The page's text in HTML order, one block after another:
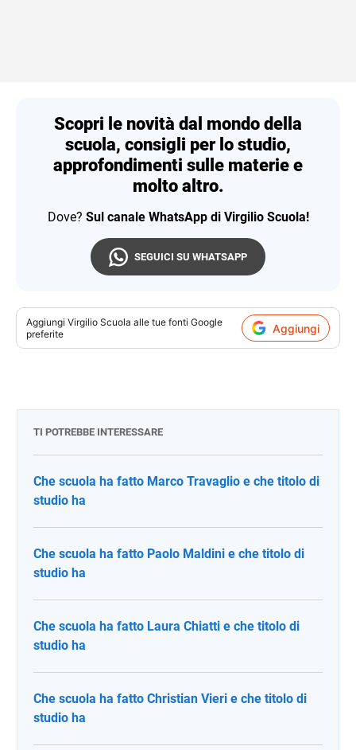
Scopri le novità dal mondo della
scuola, consigli per lo studio,
approfondimenti sulle materie e
molto altro.
Dove? Sul canale WhatsApp di Virgilio Scuola!
SEGUICI SU WHATSAPP
Aggiungi Virgilio Scuola alle tue fonti Google
preferite
Aggiungi
TI POTREBBE INTERESSARE
Che scuola ha fatto Marco Travaglio e che titolo di
studio ha
Che scuola ha fatto Paolo Maldini e che titolo di
studio ha
Che scuola ha fatto Laura Chiatti e che titolo di
studio ha
Che scuola ha fatto Christian Vieri e che titolo di
studio ha